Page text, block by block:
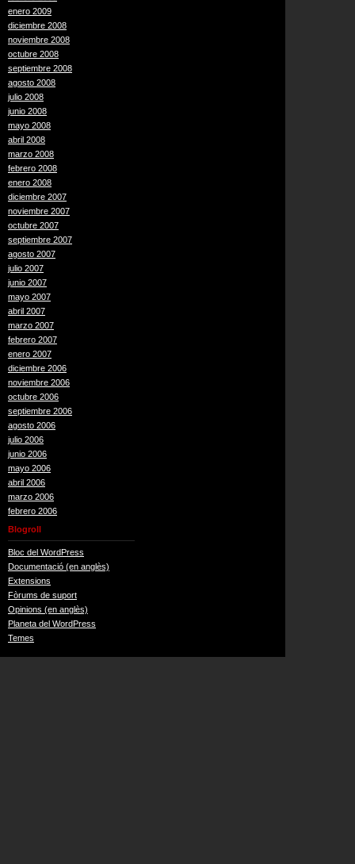
enero 2009
diciembre 2008
noviembre 2008
octubre 2008
septiembre 2008
agosto 2008
julio 2008
junio 2008
mayo 2008
abril 2008
marzo 2008
febrero 2008
enero 2008
diciembre 2007
noviembre 2007
octubre 2007
septiembre 2007
agosto 2007
julio 2007
junio 2007
mayo 2007
abril 2007
marzo 2007
febrero 2007
enero 2007
diciembre 2006
noviembre 2006
octubre 2006
septiembre 2006
agosto 2006
julio 2006
junio 2006
mayo 2006
abril 2006
marzo 2006
febrero 2006
Blogroll
Bloc del WordPress
Documentació (en anglès)
Extensions
Fòrums de suport
Opinions (en anglès)
Planeta del WordPress
Temes